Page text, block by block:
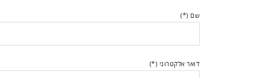
שם (*)
דואר אלקטרוני (*)